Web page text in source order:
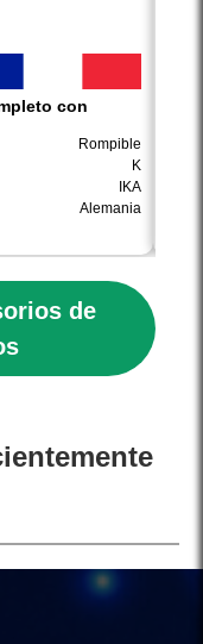
con
Rompible
K
IKA
Alemania
de